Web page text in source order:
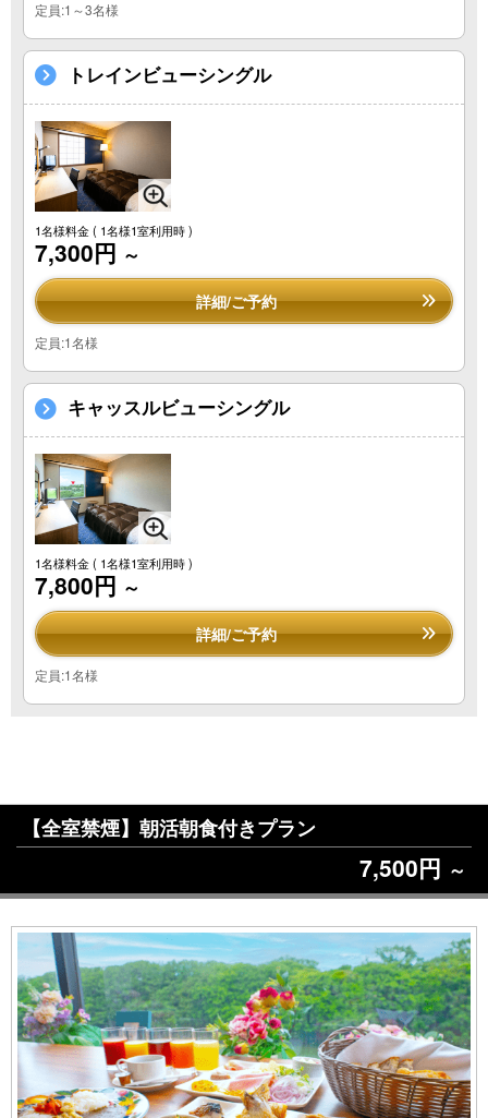
定員:1～3名様
トレインビューシングル
1名様料金( 1名様1室利用時 )
7,300円 ～
詳細/ご予約
定員:1名様
キャッスルビューシングル
1名様料金( 1名様1室利用時 )
7,800円 ～
詳細/ご予約
定員:1名様
【全室禁煙】朝活朝食付きプラン
7,500円 ～